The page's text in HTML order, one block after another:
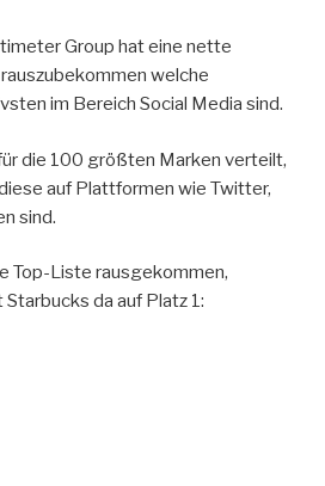
Group hat eine nette
welche
im Bereich Social Media sind.
die 100 größten Marken verteilt,
auf Plattformen wie Twitter,
sind.
Top-Liste rausgekommen,
da auf Platz 1: